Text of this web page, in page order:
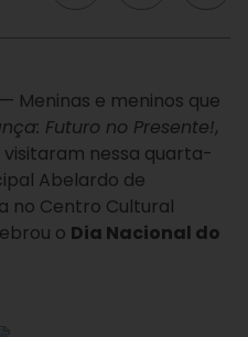
— Meninas e meninos que
Futuro no Presente!,
visitaram nessa quarta-
Abelardo de
no Centro Cultural
o Dia Nacional do